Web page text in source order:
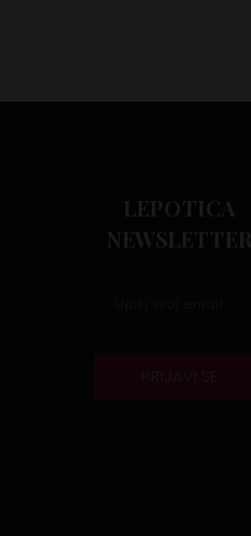
LEPOTICA
NEWSLETTER